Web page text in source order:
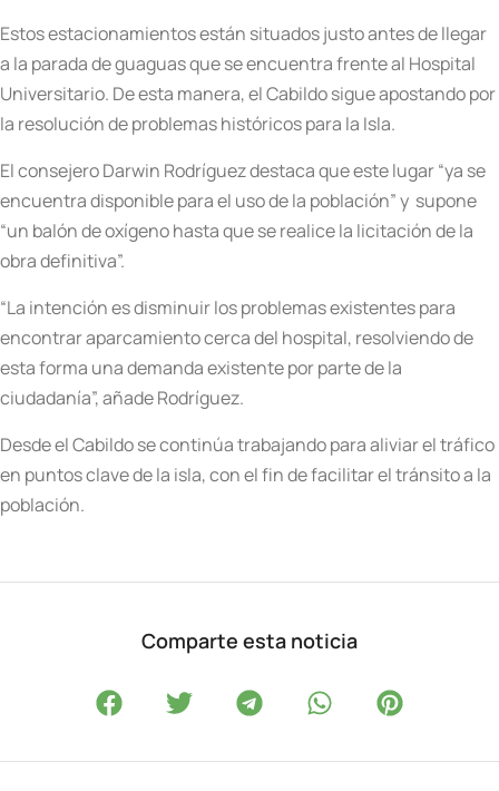
Estos estacionamientos están situados justo antes de llegar
a la parada de guaguas que se encuentra frente al Hospital
Universitario. De esta manera, el Cabildo sigue apostando por
la resolución de problemas históricos para la Isla.
El consejero Darwin Rodríguez destaca que este lugar “ya se
encuentra disponible para el uso de la población” y supone
“un balón de oxígeno hasta que se realice la licitación de la
obra definitiva”.
“La intención es disminuir los problemas existentes para
encontrar aparcamiento cerca del hospital, resolviendo de
esta forma una demanda existente por parte de la
ciudadanía”, añade Rodríguez.
Desde el Cabildo se continúa trabajando para aliviar el tráfico
en puntos clave de la isla, con el fin de facilitar el tránsito a la
población.
Comparte esta noticia